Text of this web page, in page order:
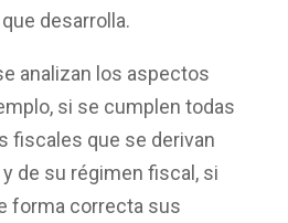
desarrolla.
analizan los aspectos
si se cumplen todas
fiscales que se derivan
de su régimen fiscal, si
forma correcta sus